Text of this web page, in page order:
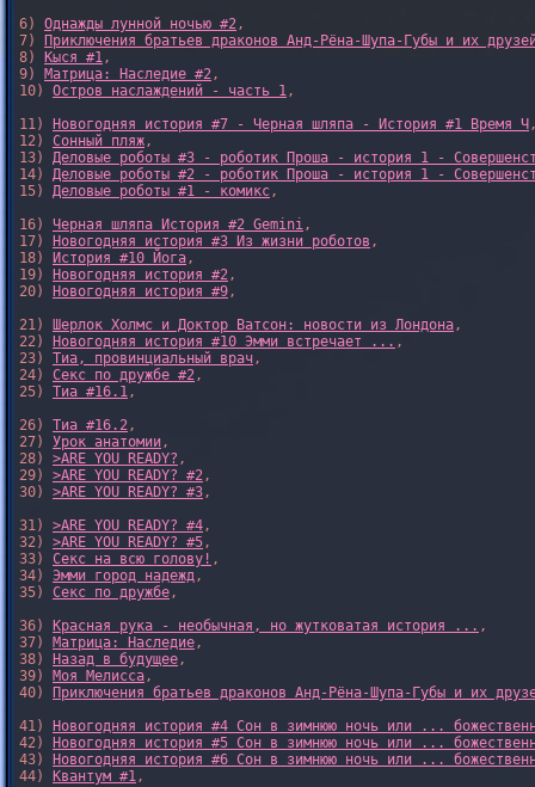
6) Однажды лунной ночью #2,
7)
Приключения братьев драконов Анд-Рёна-Шупа-Губы и их
8)
Кыся #1,
9) Матрица: Наследие #2,
10) Остров наслаждений - часть 1,
11)
Новогодняя история #7 - Черная шляпа - История #1 Время Ч
12) Сонный пляж,
13) Деловые роботы #3 - роботик Проша - история 1 -
14) Деловые роботы #2 - роботик Проша - история 1 -
15) Деловые роботы #1 - комикс,
16) Черная шляпа История #2 Gemini,
17)
Новогодняя история #3 Из жизни роботов ,
18)
История #10 Йога,
19)
Новогодняя история #2,
20)
Новогодняя история #9,
21) Шерлок Холмс и Доктор Ватсон: новости из Лондона,
22)
Новогодняя история #10 Эмми встречает ... ,
23) Тиа, провинциальный врач,
24) Секс по дружбе #2,
25) Тиа #16.1,
26) Тиа #16.2,
27) Урок анатомии,
28) >ARE YOU READY? ,
29) >ARE YOU READY? #2,
30) >ARE YOU READY? #3,
31) >ARE YOU READY? #4,
32) >ARE YOU READY? #5,
33) Секс на всю голову! ,
34) Эмми город надежд,
35) Секс по дружбе,
36)
Красная рука - необычная, но жутковатая история ... ,
37) Матрица: Наследие,
38)
Назад в будущее,
39) Моя Мелисса,
40)
Приключения братьев драконов Анд-Рёна-Шупа-Губы и их
41)
Новогодняя история #4 Сон в зимнюю ночь или ...
42)
Новогодняя история #5 Сон в зимнюю ночь или ...
43)
Новогодняя история #6 Сон в зимнюю ночь или ...
44)
Квантум #1,